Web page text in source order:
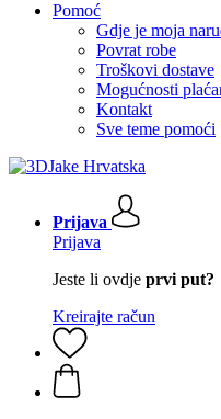
Pomoć
Gdje je moja
Povrat robe
Troškovi dostave
Mogućnosti
Kontakt
Sve teme pomoći
Prijava
Prijava
Jeste li ovdje prvi put?
Kreirajte račun